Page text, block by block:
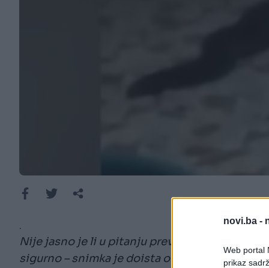
novi.ba -
Web portal
prikaz
.
Nije jasno je li u pitanju prevara, niti što je
sigurno – snimka je doista odvratna.